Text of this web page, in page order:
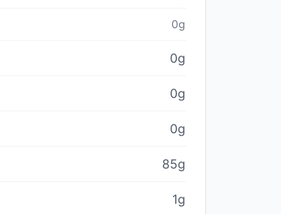
0g
0g
0g
0g
85g
1g